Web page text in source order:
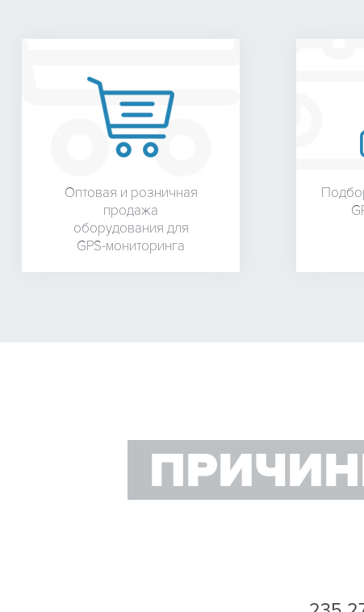
Оптовая и розничная
продажа
оборудования для
GPS-мониторинга